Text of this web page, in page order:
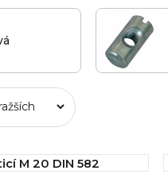
M 20 DIN 582